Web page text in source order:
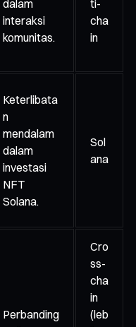
dalam
interaksi
komunitas.
ti-
cha
in
Keterlibata
n
mendalam
dalam
investasi
NFT
Solana.
Sol
ana
Perbanding
Cro
ss-
cha
in
(leb